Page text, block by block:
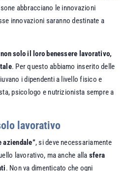
abbracciano le innovazioni
innovazioni saranno destinate a
solo il loro benessere lavorativo,
. Per questo abbiamo inserito delle
i dipendenti a livello fisico e
psicologo e nutrizionista sempre a
lavorativo
aziendale”, si deve necessariamente
lavorativo, ma anche alla sfera
. Non va dimenticato che ogni